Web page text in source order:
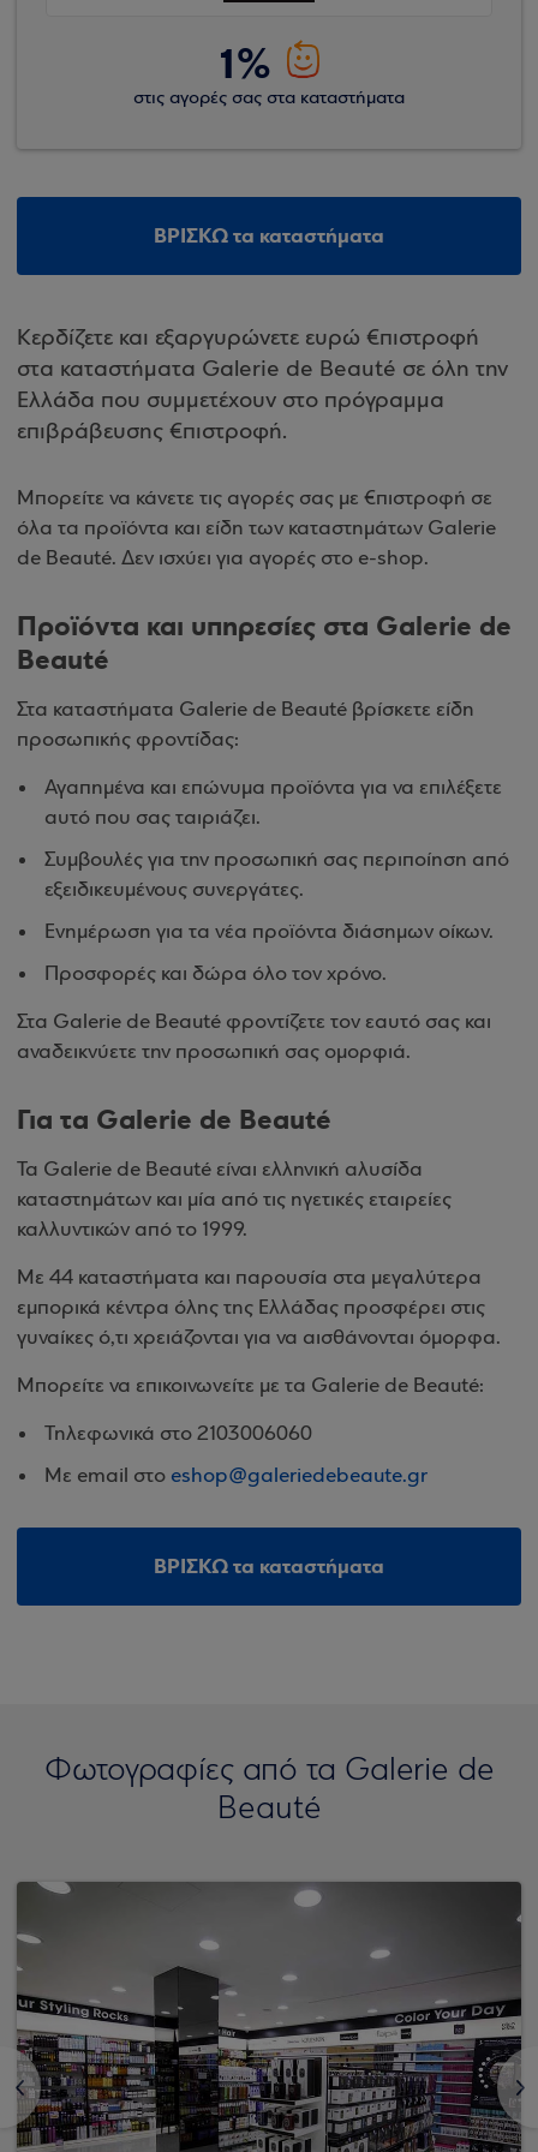
1%
στις αγορές σας στα καταστήματα
ΒΡΙΣΚΩ τα καταστήματα
Κερδίζετε και εξαργυρώνετε ευρώ €πιστροφή
στα καταστήματα Galerie de Beauté σε όλη την
Ελλάδα που συμμετέχουν στο πρόγραμμα
επιβράβευσης €πιστροφή.
Μπορείτε να κάνετε τις αγορές σας με €πιστροφή σε
όλα τα προϊόντα και είδη των καταστημάτων Galerie
de Beauté. Δεν ισχύει για αγορές στο e-shop.
Προϊόντα και υπηρεσίες στα Galerie de
Beauté
Στα καταστήματα Galerie de Beauté βρίσκετε είδη
προσωπικής φροντίδας:
Αγαπημένα και επώνυμα προϊόντα για να επιλέξετε
αυτό που σας ταιριάζει.
Συμβουλές για την προσωπική σας περιποίηση από
εξειδικευμένους συνεργάτες.
Ενημέρωση για τα νέα προϊόντα διάσημων οίκων.
Προσφορές και δώρα όλο τον χρόνο.
Στα Galerie de Beauté φροντίζετε τον εαυτό σας και
αναδεικνύετε την προσωπική σας ομορφιά.
Για τα Galerie de Beauté
Τα Galerie de Beauté είναι ελληνική αλυσίδα
καταστημάτων και μία από τις ηγετικές εταιρείες
καλλυντικών από το 1999.
Με 44 καταστήματα και παρουσία στα μεγαλύτερα
εμπορικά κέντρα όλης της Ελλάδας προσφέρει στις
γυναίκες ό,τι χρειάζονται για να αισθάνονται όμορφα.
Μπορείτε να επικοινωνείτε με τα Galerie de Beauté:
Τηλεφωνικά στο 2103006060
Με email στο eshop@galeriedebeaute.gr
ΒΡΙΣΚΩ τα καταστήματα
Φωτογραφίες από τα Galerie de
Beauté
< >